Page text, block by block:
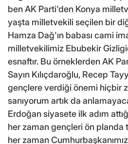
ben AK Parti'den Konya
yaşta milletvekili seçilen bir
Hamza Dağ'ın babası cami
milletvekilimiz Ebubekir
esnaftır. Bu örneklerden AK
Sayın Kılıçdaroğlu, Recep
gençlere verdiği önemi hiçbir
sanıyorum artık da
Erdoğan siyasete ilk adım
her zaman gençleri ön planda
her zaman